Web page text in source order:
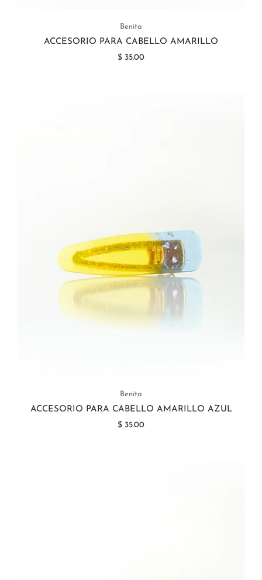
Benita
ACCESORIO PARA CABELLO AMARILLO
$ 35.00
Benita
ACCESORIO PARA CABELLO AMARILLO AZUL
$ 35.00